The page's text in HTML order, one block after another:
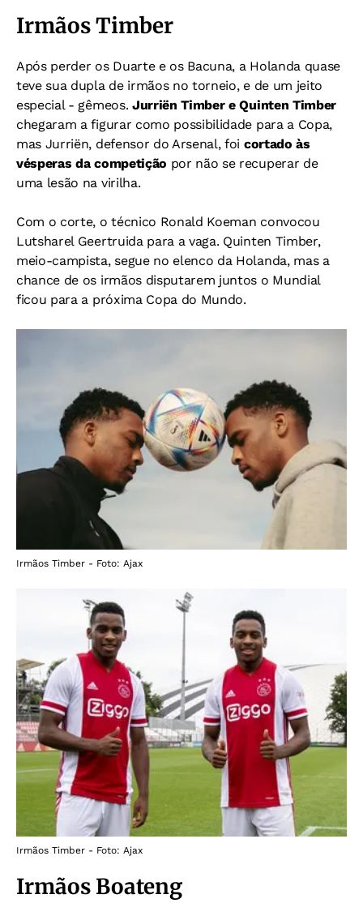
Irmãos Timber
Após perder os Duarte e os Bacuna, aHolanda quase
teve sua dupla de irmãos no torneio, e de um jeito
especial - gêmeos. Jurriën Timber e Quinten Timber
chegaram a figurar como possibilidade para a Copa,
mas Jurriën, defensor do Arsenal, foi cortado às
vésperas da competição por não se recuperar de
uma lesão na virilha.
Com o corte, o técnico Ronald Koeman convocou
Lutsharel Geertruida para a vaga. Quinten Timber,
meio-campista, segue no elenco da Holanda, mas a
chance de os irmãos disputarem juntos o Mundial
ficou para a próxima Copa do Mundo.
Irmãos Timber - Foto: Ajax
Irmãos Timber - Foto: Ajax
Irmãos Boateng